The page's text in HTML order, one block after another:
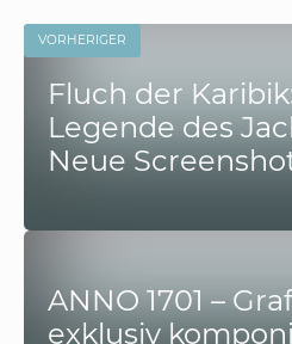
VORHERIGER
Fluch der
Legende des
Neue
ANNO 1701 –
exklusiv